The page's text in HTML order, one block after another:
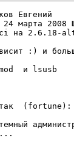
Евгений
24 марта 2008
на 2.6.18-
:) и
и lsusb
(fortune):